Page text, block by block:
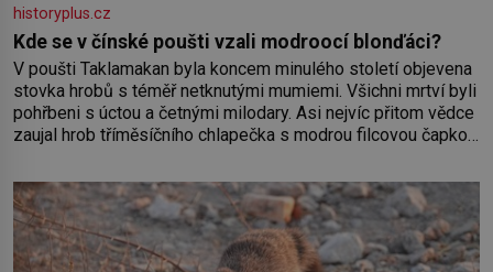
historyplus.cz
Kde se v čínské poušti vzali modroocí blonďáci?
V poušti Taklamakan byla koncem minulého století objevena
stovka hrobů s téměř netknutými mumiemi. Všichni mrtví byli
pohřbeni s úctou a četnými milodary. Asi nejvíc přitom vědce
zaujal hrob tříměsíčního chlapečka s modrou filcovou čapkou,
nesmírně dobře zachovalá, přičítají odborníci zdejším
klimatickým podmínkám. Sucho, prosolené písky a extrémně